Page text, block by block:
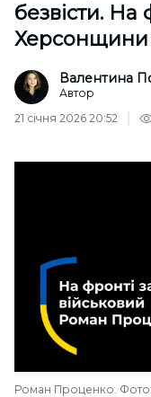
безвісти. На
Херсонщини
Валентина
Автор
21 січня 2026 20:52
Роман Проценко. Фото